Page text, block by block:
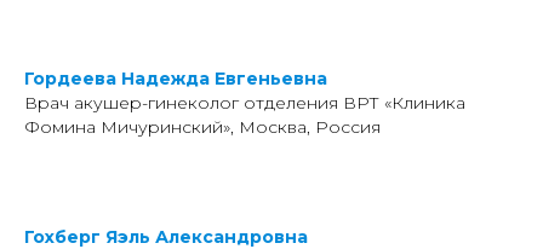
Гордеева Надежда Евгеньевна
Врач акушер-гинеколог отделения ВРТ «Клиника
Фомина Мичуринский», Москва, Россия
Гохберг Яэль Александровна